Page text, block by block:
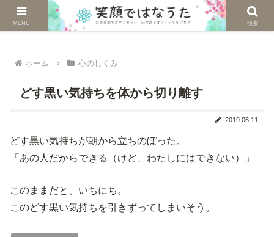
じぶんを生きる。自然に生きる。
ホーム 心のしくみ
どす黒い気持ちを体から切り離す
2019.06.11
どす黒い気持ちが朝から立ちのぼった。
「あの人だからできる（けど、わたしにはできない）」
このままだと、いちにち。
このどす黒い気持ちを引きずってしまいそう。
MENU 検索